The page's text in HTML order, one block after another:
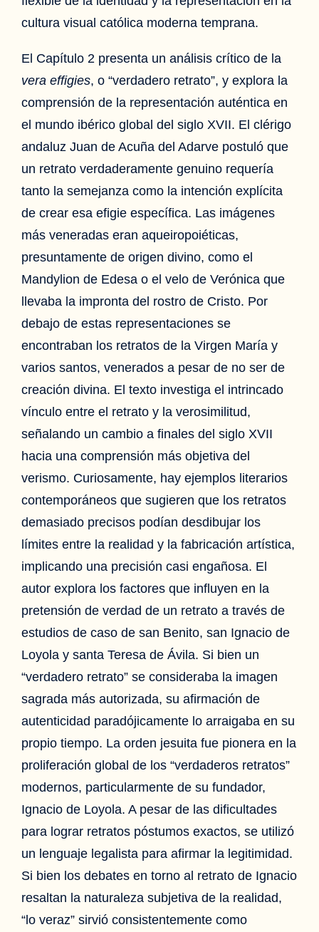
cultura visual católica moderna temprana.
El Capítulo 2 presenta un análisis crítico de la
vera effigies, o “verdadero retrato”, y explora la
comprensión de la representación auténtica en
el mundo ibérico global del siglo XVII. El clérigo
andaluz Juan de Acuña del Adarve postuló que
un retrato verdaderamente genuino requería
tanto la semejanza como la intención explícita
de crear esa efigie específica. Las imágenes
más veneradas eran aqueiropoiéticas,
presuntamente de origen divino, como el
Mandylion de Edesa o el velo de Verónica que
llevaba la impronta del rostro de Cristo. Por
debajo de estas representaciones se
encontraban los retratos de la Virgen María y
varios santos, venerados a pesar de no ser de
creación divina. El texto investiga el intrincado
vínculo entre el retrato y la verosimilitud,
señalando un cambio a finales del siglo XVII
hacia una comprensión más objetiva del
verismo. Curiosamente, hay ejemplos literarios
contemporáneos que sugieren que los retratos
demasiado precisos podían desdibujar los
límites entre la realidad y la fabricación artística,
implicando una precisión casi engañosa. El
autor explora los factores que influyen en la
pretensión de verdad de un retrato a través de
estudios de caso de san Benito, san Ignacio de
Loyola y santa Teresa de Ávila. Si bien un
“verdadero retrato” se consideraba la imagen
sagrada más autorizada, su afirmación de
autenticidad paradójicamente lo arraigaba en su
propio tiempo. La orden jesuita fue pionera en la
proliferación global de los “verdaderos retratos”
modernos, particularmente de su fundador,
Ignacio de Loyola. A pesar de las dificultades
para lograr retratos póstumos exactos, se utilizó
un lenguaje legalista para afirmar la legitimidad.
Si bien los debates en torno al retrato de Ignacio
resaltan la naturaleza subjetiva de la realidad,
“lo veraz” sirvió consistentemente como